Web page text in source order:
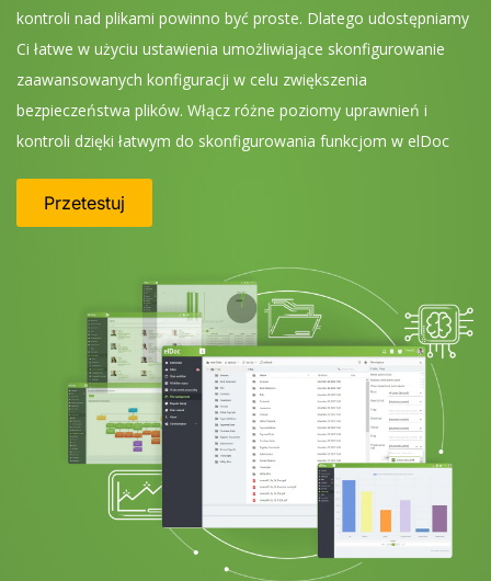
kontroli nad plikami powinno być proste. Dlatego udostępniamy
Ci łatwe w użyciu ustawienia umożliwiające skonfigurowanie
zaawansowanych konfiguracji w celu zwiększenia
bezpieczeństwa plików. Włącz różne poziomy uprawnień i
kontroli dzięki łatwym do skonfigurowania funkcjom w elDoc
Przetestuj